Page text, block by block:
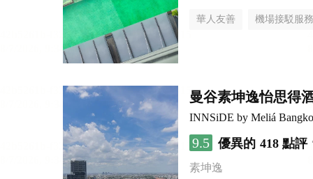
華人友善 機場接駁服務
曼谷素坤逸怡思得
INNSiDE by Meliá
9.5 優異的 418 點評
素坤逸